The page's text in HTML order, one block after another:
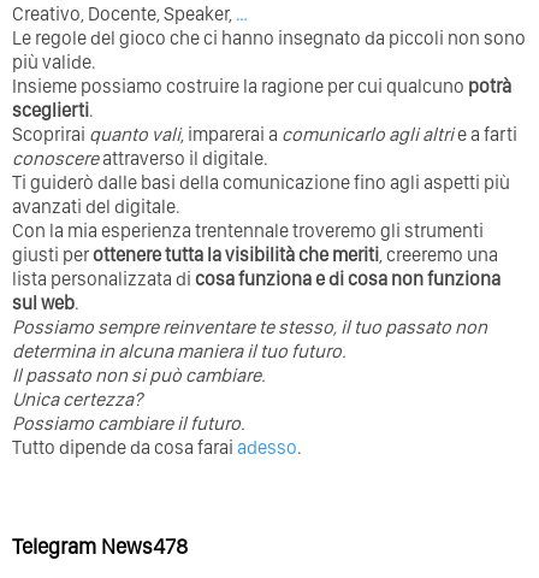
Creativo, Docente, Speaker, …
Le regole del gioco che ci hanno insegnato da piccoli non sono
più valide.
Insieme possiamo costruire la ragione per cui qualcuno potrà
sceglierti.
Scoprirai quanto vali, imparerai a comunicarlo agli altrie a farti
conoscereattraverso il digitale.
Ti guiderò dalle basi della comunicazione fino agli aspetti più
avanzati del digitale.
Con la mia esperienza trentennale troveremo gli strumenti
giusti perottenere tutta la visibilità che meriti , creeremo una
lista personalizzata di cosa funziona e di cosa non funziona
sul web.
Possiamo sempre reinventare te stesso, il tuo passato non
determina in alcuna maniera il tuo futuro. ⁣
⁣Il passato non si può cambiare.
Unica certezza?
Possiamo cambiare il futuro.
Tutto dipende da cosa farai adesso.
Telegram News478